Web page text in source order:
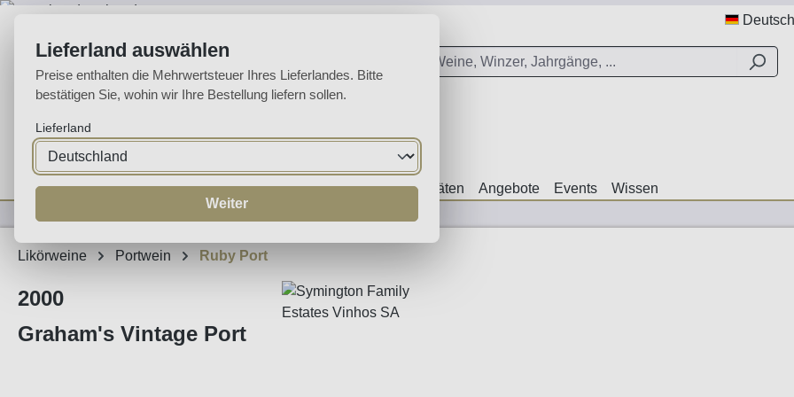
Deutsch
Home Weine Likörweine Espumante Aguardente Spezialitäten Angebote Events Wissen
Likörweine Portwein Ruby Port
2000
Graham's Vintage Port
Lieferland auswählen
Preise enthalten die Mehrwertsteuer Ihres Lieferlandes. Bitte
bestätigen Sie, wohin wir Ihre Bestellung liefern sollen.
Lieferland
Weiter